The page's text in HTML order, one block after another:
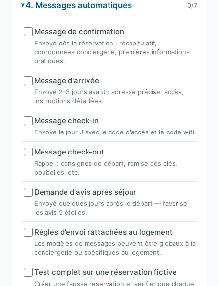
4. Messages automatiques 0/7
Message de confirmation
Envoyé dès la réservation : récapitulatif,
coordonnées conciergerie, premières informations
pratiques.
Message d'arrivée
Envoyé 2–3 jours avant : adresse précise, accès,
instructions détaillées.
Message check-in
Envoyé le jour J avec le code d'accès et le code wifi.
Message check-out
Rappel : consignes de départ, remise des clés,
poubelles, etc.
Demande d'avis après séjour
Envoyé quelques jours après le départ — favorise
les avis 5 étoiles.
Règles d'envoi rattachées au logement
Les modèles de messages peuvent être globaux à la
conciergerie ou spécifiques au logement.
Test complet sur une réservation fictive
Créer une fausse réservation et vérifier que chaque